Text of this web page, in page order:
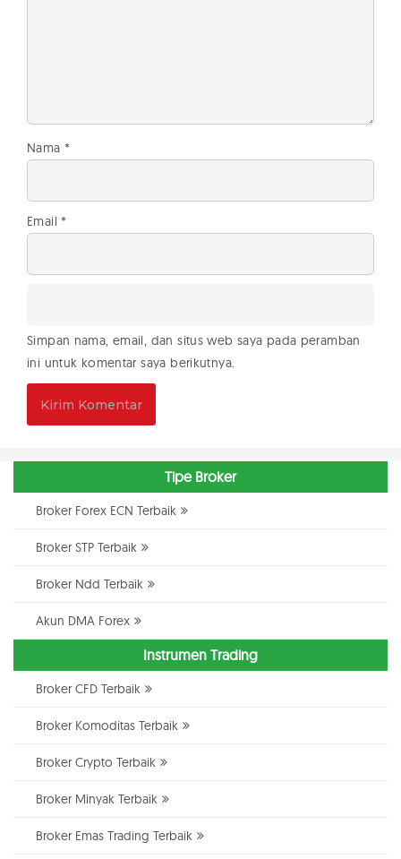
Nama *
Email *
Simpan nama, email, dan situs web saya pada peramban
ini untuk komentar saya berikutnya.
Tipe Broker
Broker Forex ECN Terbaik
Broker STP Terbaik
Broker Ndd Terbaik
Akun DMA Forex
Instrumen Trading
Broker CFD Terbaik
Broker Komoditas Terbaik
Broker Crypto Terbaik
Broker Minyak Terbaik
Broker Emas Trading Terbaik